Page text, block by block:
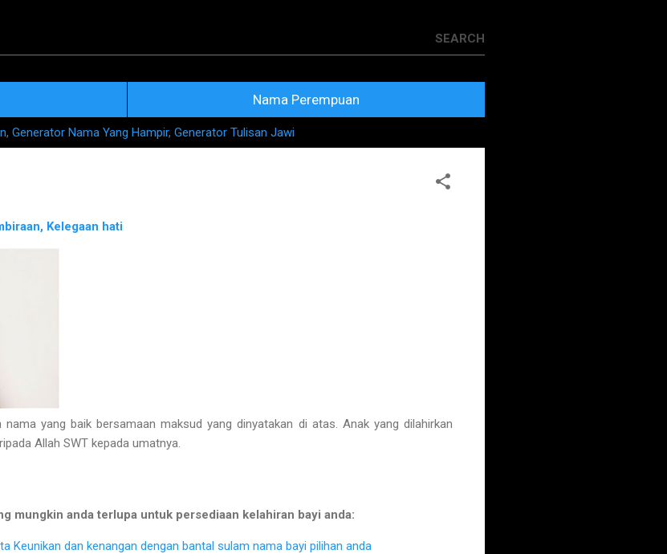
Rujukan Terkini
Nama Perempuan
, Generator Nama Yang Hampir, Generator Tulisan Jawi
Kelegaan hati
yang baik bersamaan maksud yang dinyatakan di atas. Anak yang dilahirkan
Allah SWT kepada umatnya.
mungkin anda terlupa untuk persediaan kelahiran bayi anda:
Keunikan dan kenangan dengan bantal sulam nama bayi pilihan anda